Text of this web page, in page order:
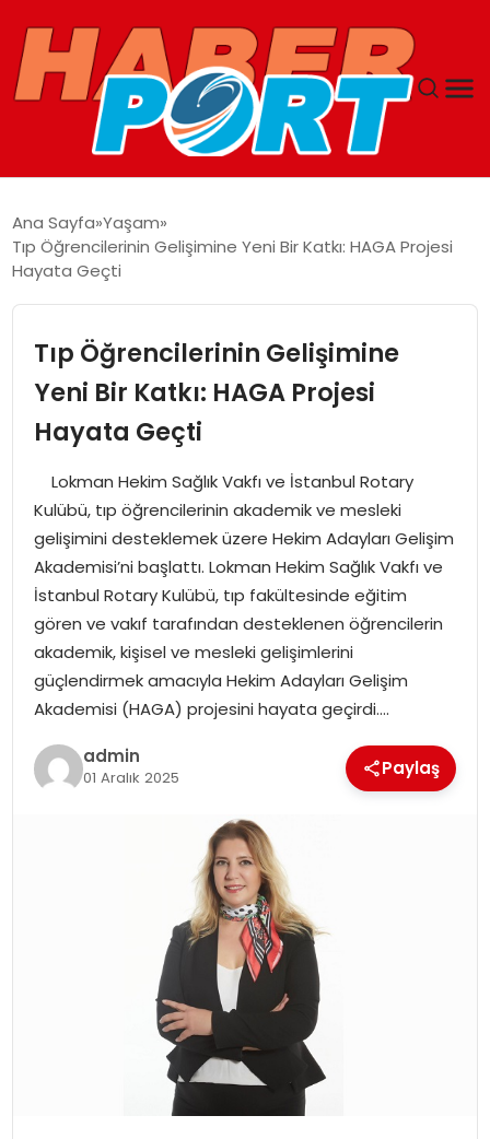
GUNCEL
SAĞLIK
SPOR
MAGAZIN
SPOR
EĞITIM
OTOMOBIL
TEKNOLOJI
EKONOMI
Ana Sayfa Yaşam
Tıp Öğrencilerinin Gelişimine Yeni Bir Katkı: HAGA Projesi
Hayata Geçti
Tıp Öğrencilerinin Gelişimine
Yeni Bir Katkı: HAGA Projesi
Hayata Geçti
Lokman Hekim Sağlık Vakfı ve İstanbul Rotary
Kulübü, tıp öğrencilerinin akademik ve mesleki
gelişimini desteklemek üzere Hekim Adayları Gelişim
Akademisi’ni başlattı. Lokman Hekim Sağlık Vakfı ve
İstanbul Rotary Kulübü, tıp fakültesinde eğitim
gören ve vakıf tarafından desteklenen öğrencilerin
akademik, kişisel ve mesleki gelişimlerini
güçlendirmek amacıyla Hekim Adayları Gelişim
Akademisi (HAGA) projesini hayata geçirdi….
admin
01 Aralık 2025 Paylaş